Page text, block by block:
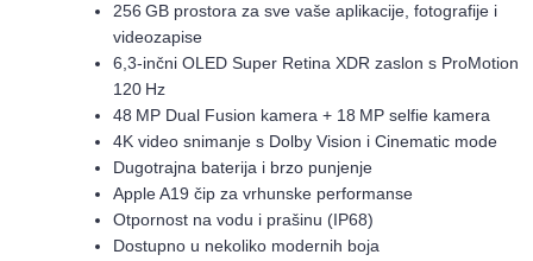
256 GB prostora za sve vaše aplikacije, fotografije i
videozapise
6,3‑inčni OLED Super Retina XDR zaslon s ProMotion
120 Hz
48 MP Dual Fusion kamera + 18 MP selfie kamera
4K video snimanje s Dolby Vision i Cinematic mode
Dugotrajna baterija i brzo punjenje
Apple A19 čip za vrhunske performanse
Otpornost na vodu i prašinu (IP68)
Dostupno u nekoliko modernih boja